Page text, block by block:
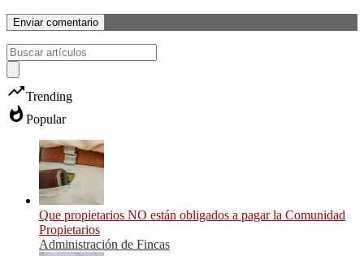
trending_upTrending
whatshot Popular
Que propietarios NO están obligados a pagar la Comunidad
Propietarios
Administración de Fincas